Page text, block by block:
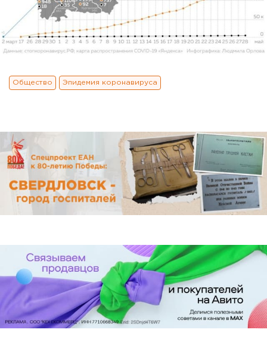
Общество Эпидемия коронавируса